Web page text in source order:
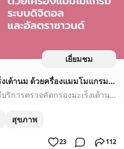
เยี่ยมชม
แพ็กเกจตรวจคัดกรองมะเร็งเต้านม ด้วยครื่องแมมโมแกรมระบบดิจิตอล และอัลตราซาวนด์
โรงพยาบาลบำรุงราษฎร์ มีบริการตรวจคัดกรองมะเร็งเต้านม ด้วยครื่องแมมโมแกรมระบบดิจิตอล และอัลตราซาวนด์ เพื่อตรวจหามะเร็งเต้านม ตั้งแต่ระยะเริ่มต้น ที่ยังไม่แสดงอาการ
สุขภาพ
23 112